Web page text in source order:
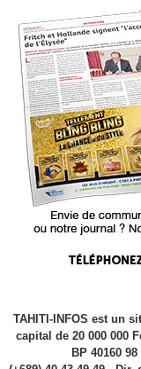
TAHITI-INFOS est un
capital de 20 000 000
BP 40160